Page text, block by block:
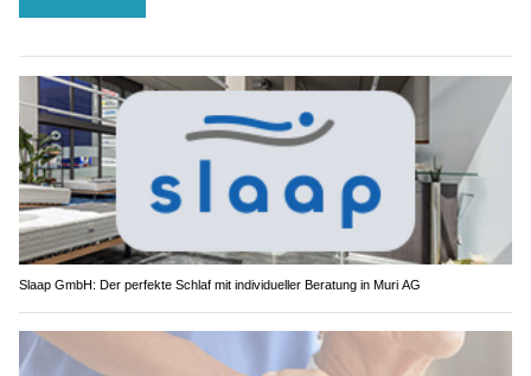
Slaap GmbH: Der perfekte Schlaf mit individueller Beratung in Muri AG